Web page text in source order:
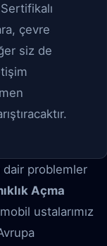
çevre
siz de
dair problemler
Açma
ustalarımız